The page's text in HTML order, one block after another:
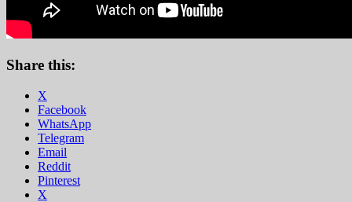
Share this:
X
Facebook
WhatsApp
Telegram
Email
Reddit
Pinterest
X